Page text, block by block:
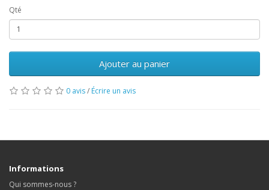
Qté
Ajouter au panier
0 avis/ Écrire un avis
Informations
Qui sommes-nous ?